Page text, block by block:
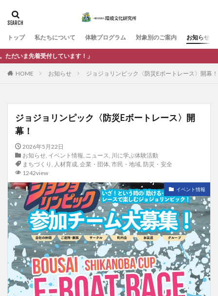
トップ 私たちについて 体験プログラム 対象別のご案内 お知らせ
」
HOME お知らせ ジョジョリンピック〈防災Eボートレース〉開幕！
ジョジョリンピック〈防災Eボートレース〉開
幕！
2026年5月22日
お知らせ, イベント情報, ニュース, 川に学ぶ体験活動
まちづくり , 人材育成, 企業・団体, 市民・地域, 防災・安全
1242view
イベント情報
タグ
まちづくり 人材育成 企業・団体 体験活動
健
市民・地域
教育・学校 武生中央公園
環境教育
検索